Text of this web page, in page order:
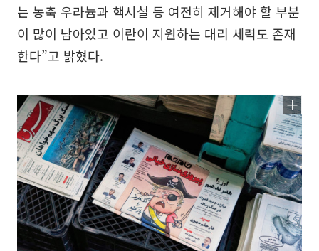
는 농축 우라늄과 핵시설 등 여전히 제거해야 할 부분
이 많이 남아있고 이란이 지원하는 대리 세력도 존재
한다”고 밝혔다.